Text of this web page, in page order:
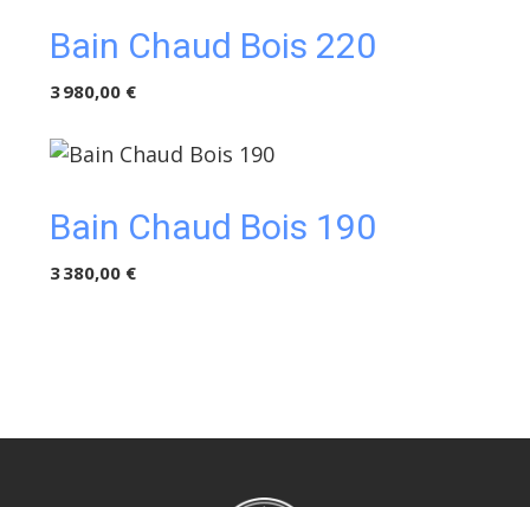
Bain Chaud Bois 220
3 980,00 €
Bain Chaud Bois 190
3 380,00 €